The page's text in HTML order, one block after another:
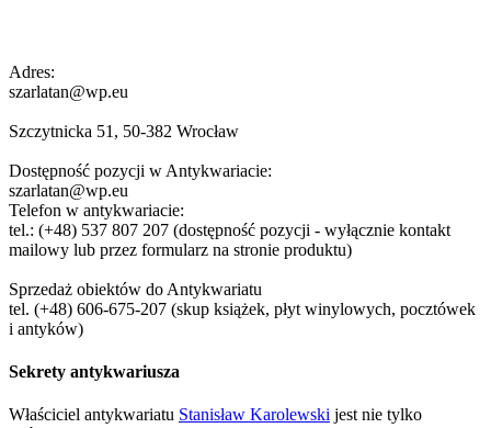
Adres:
szarlatan@wp.eu
Szczytnicka 51, 50-382 Wrocław
Dostępność pozycji w Antykwariacie:
szarlatan@wp.eu
Telefon w antykwariacie:
tel.: (+48) 537 807 207 (dostępność pozycji - wyłącznie kontakt
mailowy lub przez formularz na stronie produktu)
Sprzedaż obiektów do Antykwariatu
tel. (+48) 606-675-207 (skup książek, płyt winylowych, pocztówek
i antyków)
Sekrety antykwariusza
Właściciel antykwariatu Stanisław Karolewski jest nie tylko